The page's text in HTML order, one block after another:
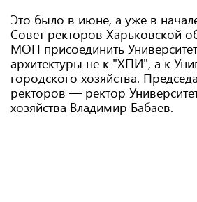
Это было в июне, а уже в
Совет ректоров Харьковской
МОН присоединить Университет
архитектуры не к "ХПИ", а к
городского хозяйства.
ректоров — ректор
хозяйства Владимир Бабаев.